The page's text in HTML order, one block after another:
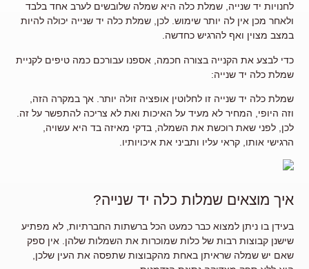
לחנויות יד שנייה, שמלת כלה היא שמלה שלובשים לערב אחד בלבד
ולאחר מכן אין לה יותר שימוש. לכן, שמלת כלה יד שנייה יכולה להיות
במצב מצוין ואף להרגיש כחדשה.
כדי לבצע את הקנייה בצורה חכמה, אספנו עבורכם כמה טיפים לקניית
שמלת כלה יד שנייה:
שמלת כלה יד שנייה זו לחלוטין אופציה זולה יותר. אך במקרה הזה,
וזה היופי, המחיר לא מעיד על האיכות ואת לא צריכה להתפשר על זה.
לכן, לפני שאת רוכשת את השמלה, בדקי מאיזה בד היא עשויה,
הרגישי אותו, קראי עליו ותביני את איכויותיו.
איך מוצאים שמלות כלה יד שנייה?
בעידן בו ניתן למצוא כבר כמעט הכל ברשתות החברתיות, לא מפתיע
שישנן קבוצות רבות של כלות שמוכרות את השמלות שלהן. אין ספק
שאם יש שמלה שראיתן באחת מהקבוצות שתפסה את העין שלכן,